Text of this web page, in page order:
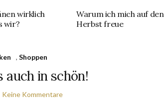
wirklich
wir?
Warum ich mich auf den
Herbst freue
, Shoppen
auch in schön!
Keine Kommentare